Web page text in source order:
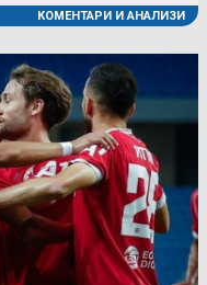
КОМЕНТАРИ И АНАЛИЗИ